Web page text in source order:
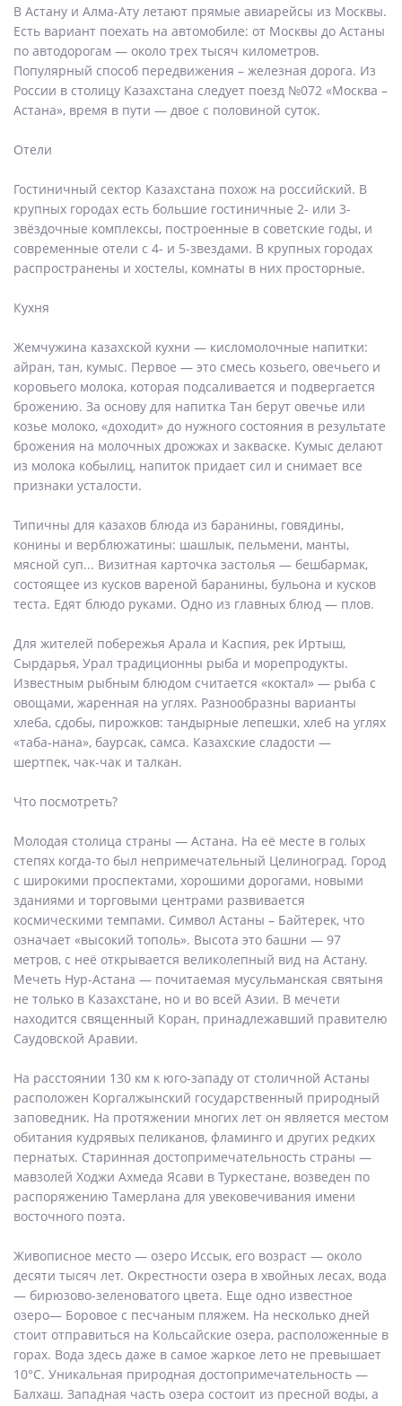
В Астану и Алма-Ату летают прямые авиарейсы из Москвы.
Есть вариант поехать на автомобиле: от Москвы до Астаны
по автодорогам — около трех тысяч километров.
Популярный способ передвижения – железная дорога. Из
России в столицу Казахстана следует поезд №072 «Москва –
Астана», время в пути — двое с половиной суток.
Отели
Гостиничный сектор Казахстана похож на российский. В
крупных городах есть большие гостиничные 2- или 3-
звёздочные комплексы, построенные в советские годы, и
современные отели с 4- и 5-звездами. В крупных городах
распространены и хостелы, комнаты в них просторные.
Кухня
Жемчужина казахской кухни — кисломолочные напитки:
айран, тан, кумыс. Первое — это смесь козьего, овечьего и
коровьего молока, которая подсаливается и подвергается
брожению. За основу для напитка Тан берут овечье или
козье молоко, «доходит» до нужного состояния в результате
брожения на молочных дрожжах и закваске. Кумыс делают
из молока кобылиц, напиток придает сил и снимает все
признаки усталости.
Типичны для казахов блюда из баранины, говядины,
конины и верблюжатины: шашлык, пельмени, манты,
мясной суп... Визитная карточка застолья — бешбармак,
состоящее из кусков вареной баранины, бульона и кусков
теста. Едят блюдо руками. Одно из главных блюд — плов.
Для жителей побережья Арала и Каспия, рек Иртыш,
Сырдарья, Урал традиционны рыба и морепродукты.
Известным рыбным блюдом считается «коктал» — рыба с
овощами, жаренная на углях. Разнообразны варианты
хлеба, сдобы, пирожков: тандырные лепешки, хлеб на углях
«таба-нана», баурсак, самса. Казахские сладости —
шертпек, чак-чак и талкан.
Что посмотреть?
Молодая столица страны — Астана. На её месте в голых
степях когда-то был непримечательный Целиноград. Город
с широкими проспектами, хорошими дорогами, новыми
зданиями и торговыми центрами развивается
космическими темпами. Символ Астаны – Байтерек, что
означает «высокий тополь». Высота это башни — 97
метров, с неё открывается великолепный вид на Астану.
Мечеть Нур-Астана — почитаемая мусульманская святыня
не только в Казахстане, но и во всей Азии. В мечети
находится священный Коран, принадлежавший правителю
Саудовской Аравии.
На расстоянии 130 км к юго-западу от столичной Астаны
расположен Коргалжынский государственный природный
заповедник. На протяжении многих лет он является местом
обитания кудрявых пеликанов, фламинго и других редких
пернатых. Старинная достопримечательность страны —
мавзолей Ходжи Ахмеда Ясави в Туркестане, возведен по
распоряжению Тамерлана для увековечивания имени
восточного поэта.
Живописное место — озеро Иссык, его возраст — около
десяти тысяч лет. Окрестности озера в хвойных лесах, вода
— бирюзово-зеленоватого цвета. Еще одно известное
озеро— Боровое с песчаным пляжем. На несколько дней
стоит отправиться на Кольсайские озера, расположенные в
горах. Вода здесь даже в самое жаркое лето не превышает
10°C. Уникальная природная достопримечательность —
Балхаш. Западная часть озера состоит из пресной воды, а